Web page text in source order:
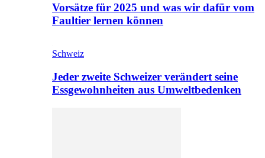
Vorsätze für 2025 und was wir dafür vom
Faultier lernen können
Schweiz
Jeder zweite Schweizer verändert seine
Essgewohnheiten aus Umweltbedenken